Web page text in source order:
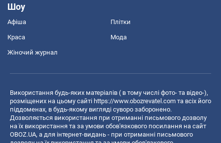
Шоу
Афіша Плітки
Краса Мода
Жіночий журнал
Використання будь-яких матеріалів ( в тому числі фото- та відео-),
розміщених на цьому сайті https://www.obozrevatel.com та всіх його
піддоменах, в будь-якому вигляді суворо заборонено.
Дозволяється використання при отриманні письмового дозволу
на їх використання та за умови обов'язкового посилання на сайт
OBOZ.UA, а для інтернет-видань - при отриманні письмового